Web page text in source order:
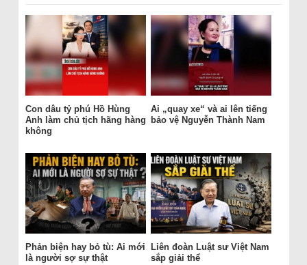
Con dâu tỷ phú Hồ Hùng
Anh làm chủ tịch hãng hàng
không
Ai „quay xe“ và ai lên tiếng
bảo vệ Nguyễn Thành Nam
Phản biện hay bỏ tù: Ai mới
là người sợ sự thật
Liên đoàn Luật sư Việt Nam
sắp giải thể